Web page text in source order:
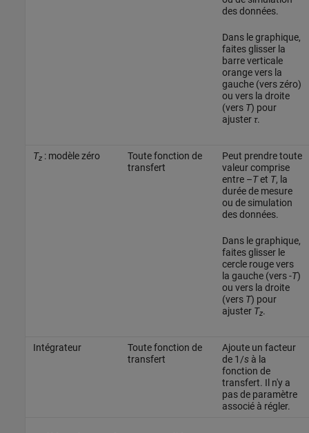
des données.
Dans le graphique,
faites glisser la
barre verticale
orange vers la
gauche (vers zéro)
ou vers la droite
(vers T) pour
ajusterτ.
Tz: modèle zéro
Toute fonction de
transfert
Peut prendre toute
valeur comprise
entre –Tet T, la
durée de mesure
ou de simulation
des données.
Dans le graphique,
faites glisser le
cercle rouge vers
la gauche (vers -T)
ou vers la droite
(vers T) pour
ajuster Tz.
Intégrateur
Toute fonction de
transfert
Ajoute un facteur
de 1/sà la
fonction de
transfert. Il n'y a
pas de paramètre
associé à régler.